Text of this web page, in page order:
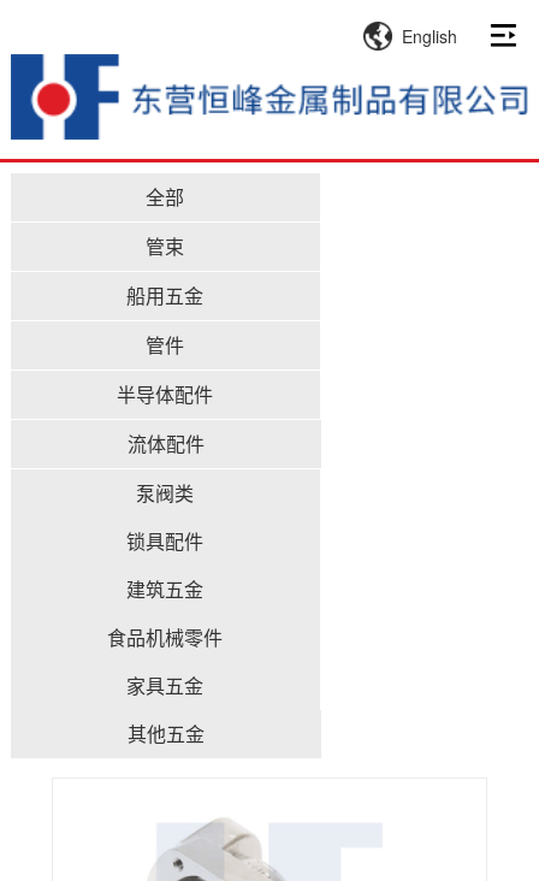
English
全部
管束
船用五金
管件
半导体配件
流体配件
泵阀类
锁具配件
建筑五金
食品机械零件
家具五金
其他五金